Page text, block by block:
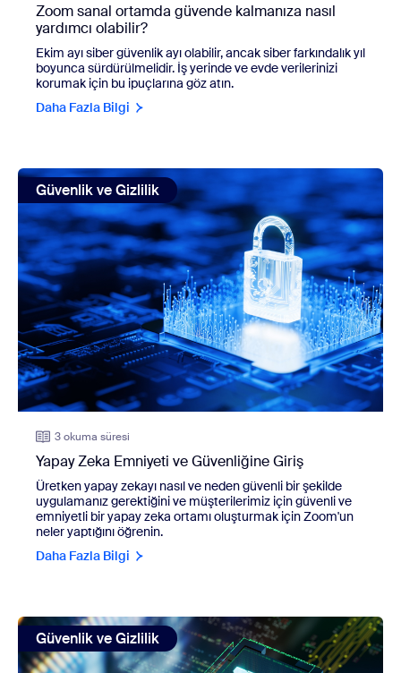
Zoom sanal ortamda güvende kalmanıza nasıl
yardımcı olabilir?
Ekim ayı siber güvenlik ayı olabilir, ancak siber farkındalık yıl
boyunca sürdürülmelidir. İş yerinde ve evde verilerinizi
korumak için bu ipuçlarına göz atın.
Daha Fazla Bilgi
view: Yapay Zeka Emniyeti ve Güvenliğine Giriş
Güvenlik ve Gizlilik
3 okuma süresi
Yapay Zeka Emniyeti ve Güvenliğine Giriş
Üretken yapay zekayı nasıl ve neden güvenli bir şekilde
uygulamanız gerektiğini ve müşterilerimiz için güvenli ve
emniyetli bir yapay zeka ortamı oluşturmak için Zoom'un
neler yaptığını öğrenin.
Daha Fazla Bilgi
view: Kuantum sonrası uçtan uca şifreleme rehberiniz ve
Güvenlik ve Gizlilik